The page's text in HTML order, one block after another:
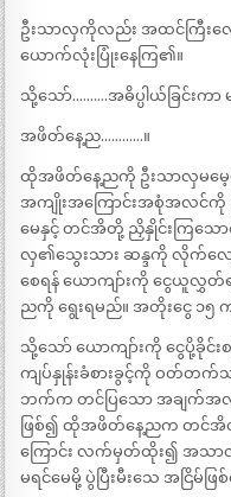
ဦးသာလှကိုလည်း အထင်ကြီးလေ
ယောက်လုံးပြုံးနေကြ၏။
သို့သော်……….အဓိပ္ပါယ်ခြင်းကာ
အဖိတ်နေ့ည…………။
ထိုအဖိတ်နေ့ညကို ဦးသာလှမမေ့
အကျိုးအကြောင်းအစုံအလင်ကို ဦး
မေနှင့် တင်အိတို့ ညှိနှိုင်းကြသော
လှ၏သွေးသား ဆန္ဒကို လိုက်လျေ
စေရန် ယောကျာ်းကို ငွေယူလွှ
ညကို ရွေးရမည်။ အတိုးငွေ ၁၅ က
သို့သော် ယောကျာ်းကို ငွေပို့ခိုင်း
ကျပ်နှုန်းခံစားခွင့်ကို ဝတ်တ
ဘက်က တင်ပြသော အချက်အ
ဖြစ်၍ ထိုအဖိတ်နေ့ညက တင်အိ
ကြောင်း လက်မှတ်ထိုး၍ အသ
မရင်မေမို့ ပွဲပြီးမီးသေ အငြိမ်ဖြ